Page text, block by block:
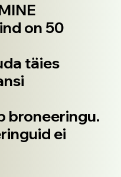
on 50
täies
broneeringu.
ei